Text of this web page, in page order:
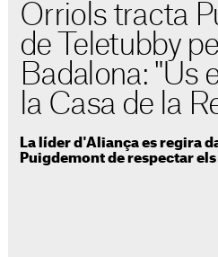
Orriols tracta
de Teletubby
Badalona: "Us
la Casa de la
La líder d'Aliança es regira
Puigdemont de respectar